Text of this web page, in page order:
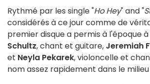
Rythmé par les single "Ho Hey" and "
considérés à ce jour comme de
premier disque a permis à l'époque à
Schultz, chant et guitare, Jeremiah
et Neyla Pekarek, violoncelle et
nom assez rapidement dans le